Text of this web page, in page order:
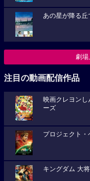
あの星が降る丘
劇
注目の動画配信作品
映画クレヨン
ーズ
プロジェクト
キングダム 大